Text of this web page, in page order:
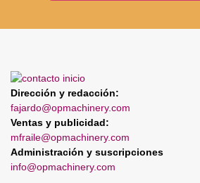
Dirección y redacción:
fajardo@opmachinery.com
Ventas y publicidad:
mfraile@opmachinery.com
Administración y suscripciones
info@opmachinery.com